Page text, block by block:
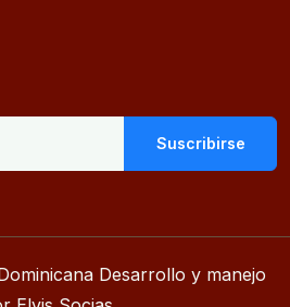
Suscribirse
Desarrollo y manejo